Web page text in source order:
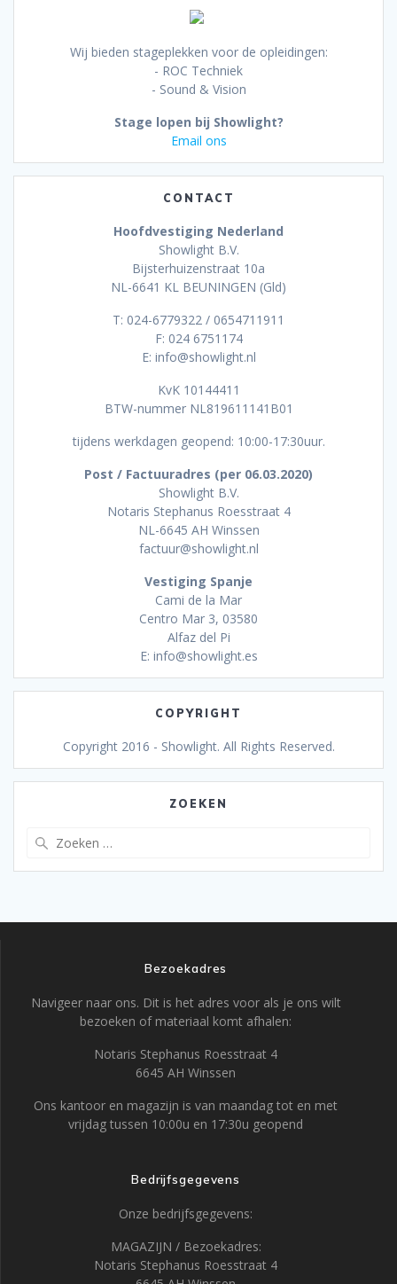
Wij bieden stageplekken voor de opleidingen:
- ROC Techniek
- Sound & Vision
Stage lopen bij Showlight?
Email ons
CONTACT
Hoofdvestiging Nederland
Showlight B.V.
Bijsterhuizenstraat 10a
NL-6641 KL BEUNINGEN (Gld)
T: 024-6779322 / 0654711911
F: 024 6751174
E: info@showlight.nl
KvK 10144411
BTW-nummer NL819611141B01
tijdens werkdagen geopend: 10:00-17:30uur.
Post / Factuuradres (per 06.03.2020)
Showlight B.V.
Notaris Stephanus Roesstraat 4
NL-6645 AH Winssen
factuur@showlight.nl
Vestiging Spanje
Cami de la Mar
Centro Mar 3, 03580
Alfaz del Pi
E: info@showlight.es
COPYRIGHT
Copyright 2016 - Showlight. All Rights Reserved.
ZOEKEN
Bezoekadres
Navigeer naar ons. Dit is het adres voor als je ons wilt
bezoeken of materiaal komt afhalen:
Notaris Stephanus Roesstraat 4
6645 AH Winssen
Ons kantoor en magazijn is van maandag tot en met
vrijdag tussen 10:00u en 17:30u geopend
Bedrijfsgegevens
Onze bedrijfsgegevens:
MAGAZIJN / Bezoekadres:
Notaris Stephanus Roesstraat 4